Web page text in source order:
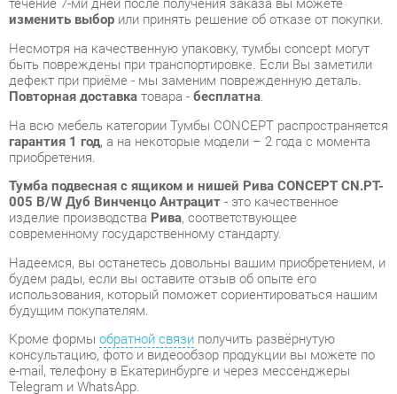
На всю мебель категории Тумбы CONCEPT распространяется
приобретения.
Тумба подвесная с ящиком и нишей Рива CONCEPT CN.PT-
005 B/W Дуб Винченцо Антрацит- это качественное
изделие производства
Рива
современному государственному стандарту.
Надеемся, вы останетесь довольны вашим приобретением, и
будем рады, если вы оставите отзыв об опыте его
использования, который поможет сориентироваться нашим
будущим покупателям.
Кроме формыобратной связи получить развёрнутую
консультацию, фото и видеообзор продукции вы можете по
e-mail, телефону в Екатеринбурге и через мессенджеры
Telegram и WhatsApp.
Тумбы CONCEPT также можно сравнить между собой в
нашем шоу-руме и купить Тумба подвесная с ящиком и
Антрацит, самостоятельно забрав его с нашего центрального
склада в г. Екатеринбург. Полный список адресов и
магазинов смотрите на страницеконтактов.